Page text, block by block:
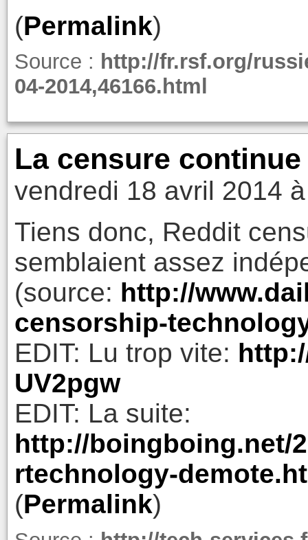
(Permalink)
Source : http://fr.rsf.org/
04-2014,46166.html
La censure
vendredi 18 avril 2014
Tiens donc, Reddit
semblaient assez
(source: http://
censorship-
EDIT: Lu trop vite:
UV2pgw
EDIT: La suite:
http://boingboing.net/
rtechnology-
(Permalink)